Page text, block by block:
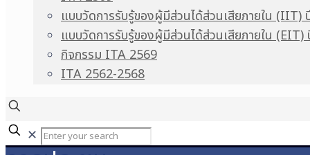
แบบวัดการรับรู้ของผู้มีส่วนได้ส่วนเสียภายใน (IIT)
แบบวัดการรับรู้ของผู้มีส่วนได้ส่วนเสียภายใน (EIT)
กิจกรรม ITA 2569
ITA 2562-2568
✕